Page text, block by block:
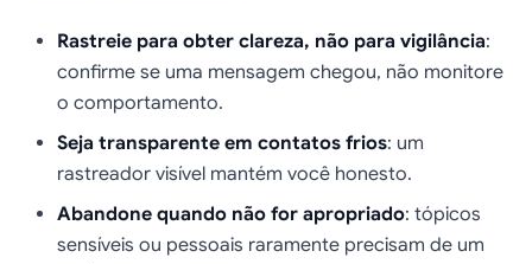
Rastreie para obter clareza, não para vigilância:
confirme se uma mensagem chegou, não monitore
o comportamento.
Seja transparente em contatos frios: um
rastreador visível mantém você honesto.
Abandone quando não for apropriado: tópicos
sensíveis ou pessoais raramente precisam de um